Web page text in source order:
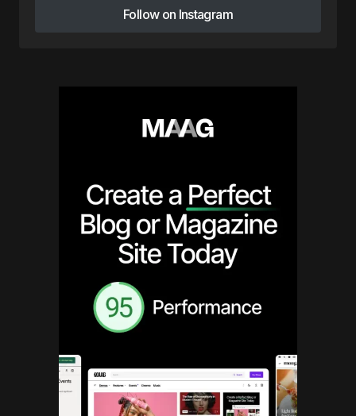
Follow on Instagram
Follow on Instagram